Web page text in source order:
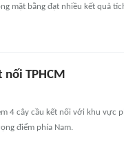
mặt bằng đạt nhiều kết quả
nối TPHCM
4 cây cầu kết nối với khu vực
điểm phía Nam.